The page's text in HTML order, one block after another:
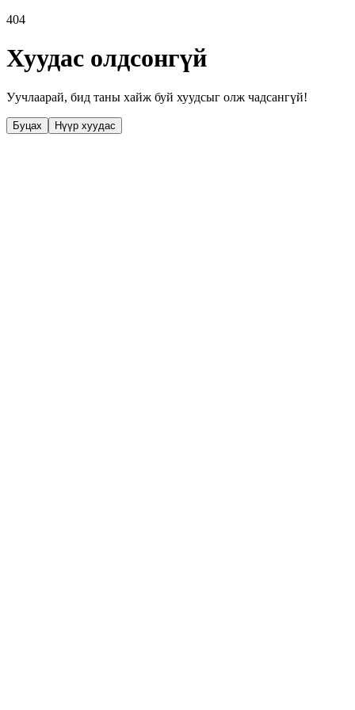
404
Хуудас олдсонгүй
Уучлаарай, бид таны хайж буй хуудсыг олж чадсангүй!
Буцах Нүүр хуудас